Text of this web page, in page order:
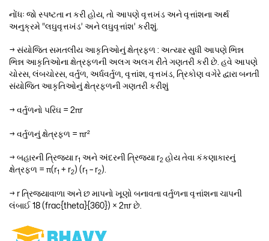
નોંધઃ જો સ્પષ્ટતા ન કરી હોય, તો આપણે વૃત્તખંડ અને વૃત્તાંશના અર્થ
અનુક્રમે “લઘુવૃત્તખંડ’ અને લઘુવૃત્તાંશ’ કરીશું.
→ સંયોજિત સમતલીય આકૃતિઓનું ક્ષેત્રફળ : અત્યાર સુધી આપણે ભિન્ન
ભિન્ન આકૃતિઓના ક્ષેત્રફળની અલગ અલગ રીતે ગણતરી કરી છે. હવે આપણે
ચોરસ, લંબચોરસ, વર્તુળ, અર્ધવર્તુળ, વૃત્તાંશ, વૃત્તખંડ, ત્રિકોણ વગેરે દ્વારા બનતી
સંયોજિત આકૃતિઓનું ક્ષેત્રફળની ગણતરી કરીશું
→ વર્તુળનો પરિઘ = 2πr
→ વર્તુળનું ક્ષેત્રફળ = πr²
→ બહારની ત્રિજ્યા r1 અને અંદરની ત્રિજ્યા r2 હોય તેવા કંકણાકારનું
ક્ષેત્રફળ = π(r1 + r2 ) (r1 – r2 ).
→ r ત્રિજ્યાવાળા અને છ માપનો ખૂણો બનાવતા વર્તુળના વૃત્તાંશના ચાપની
લંબાઈ 18 (frac{theta}{360}) × 2πr છે.